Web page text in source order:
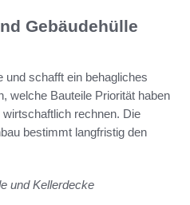
Gebäudehülle
schafft ein behagliches
welche Bauteile Priorität haben
rechnen. Die
bestimmt langfristig den
und Kellerdecke